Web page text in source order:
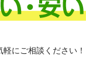
にご相談ください！